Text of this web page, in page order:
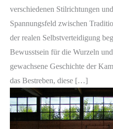
verschiedenen Stilrichtungen
Spannungsfeld zwischen
der realen Selbstverteidigung
Bewusstsein für die Wurzeln
gewachsene Geschichte der
das Bestreben, diese […]